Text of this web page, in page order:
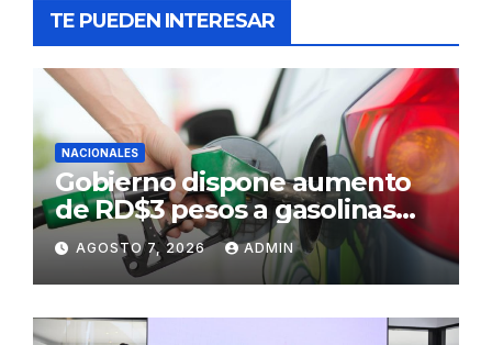
TE PUEDEN INTERESAR
NACIONALES
Gobierno dispone aumento
de RD$3 pesos a gasolinas
premium y regular
AGOSTO 7, 2026 ADMIN